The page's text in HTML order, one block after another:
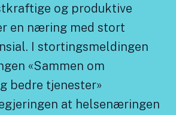
og produktive
en næring med stort
I stortingsmeldingen
«Sammen om
bedre tjenester»
at helsenæringen